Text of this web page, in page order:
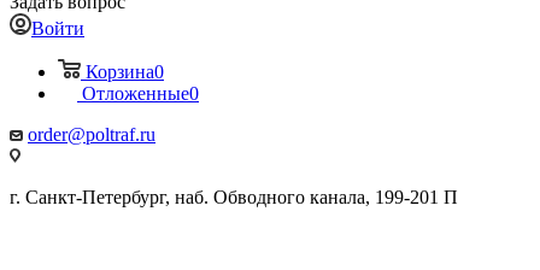
Войти
Корзина0
Отложенные0
order@poltraf.ru
г. Санкт-Петербург, наб. Обводного канала, 199-201 П